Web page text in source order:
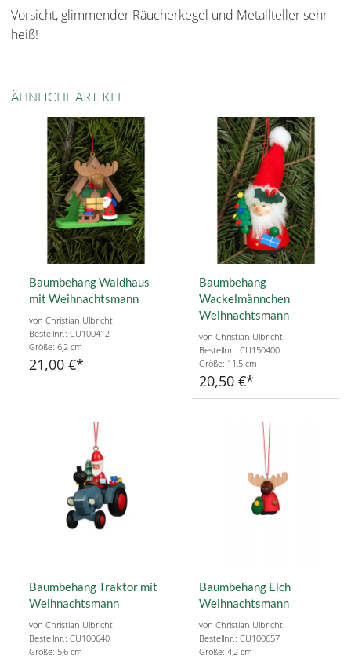
Vorsicht, glimmender Räucherkegel und Metallteller sehr
heiß!
ÄHNLICHE ARTIKEL
Baumbehang Waldhaus
mit Weihnachtsmann
von Christian Ulbricht
Bestellnr.: CU100412
Größe: 6,2 cm
21,00 €
Baumbehang
Wackelmännchen
Weihnachtsmann
von Christian Ulbricht
Bestellnr.: CU150400
Größe: 11,5 cm
20,50 €
Baumbehang Traktor mit
Weihnachtsmann
von Christian Ulbricht
Bestellnr.: CU100640
Größe: 5,6 cm
Baumbehang Elch
Weihnachtsmann
von Christian Ulbricht
Bestellnr.: CU100657
Größe: 4,2 cm